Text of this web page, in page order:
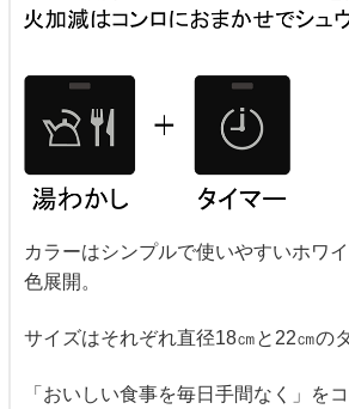
カラーはシンプルで使いやすいホワ
色展開。
サイズはそれぞれ直径18㎝と22㎝の
「おいしい食事を毎日手間なく」を